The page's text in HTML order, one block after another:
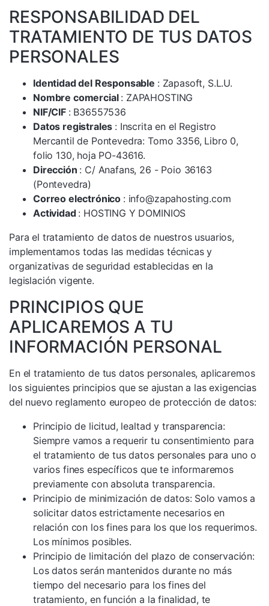
RESPONSABILIDAD DEL
TRATAMIENTO DE TUS DATOS
PERSONALES
Identidad del Responsable : Zapasoft, S.L.U.
Nombre comercial : ZAPAHOSTING
NIF/CIF : B36557536
Datos registrales : Inscrita en el Registro
Mercantil de Pontevedra: Tomo 3356, Libro 0,
folio 130, hoja PO-43616.
Dirección : C/ Anafans, 26 - Poio 36163
(Pontevedra)
Correo electrónico : info@zapahosting.com
Actividad : HOSTING Y DOMINIOS
Para el tratamiento de datos de nuestros usuarios,
implementamos todas las medidas técnicas y
organizativas de seguridad establecidas en la
legislación vigente.
PRINCIPIOS QUE
APLICAREMOS A TU
INFORMACIÓN PERSONAL
En el tratamiento de tus datos personales, aplicaremos
los siguientes principios que se ajustan a las exigencias
del nuevo reglamento europeo de protección de datos:
Principio de licitud, lealtad y transparencia:
Siempre vamos a requerir tu consentimiento para
el tratamiento de tus datos personales para uno o
varios fines específicos que te informaremos
previamente con absoluta transparencia.
Principio de minimización de datos: Solo vamos a
solicitar datos estrictamente necesarios en
relación con los fines para los que los requerimos.
Los mínimos posibles.
Principio de limitación del plazo de conservación:
Los datos serán mantenidos durante no más
tiempo del necesario para los fines del
tratamiento, en función a la finalidad, te